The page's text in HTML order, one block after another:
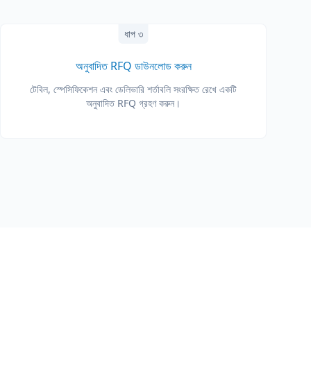
ধাপ ৩
অনুবাদিত RFQ ডাউনলোড করুন
টেবিল, স্পেসিফিকেশন এবং ডেলিভারি শর্তাবলি সংরক্ষিত রেখে একটি
অনুবাদিত RFQ গ্রহণ করুন।